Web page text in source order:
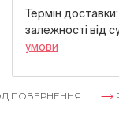
Термін
залежностi вiд
умови
ПОВЕРНЕННЯ